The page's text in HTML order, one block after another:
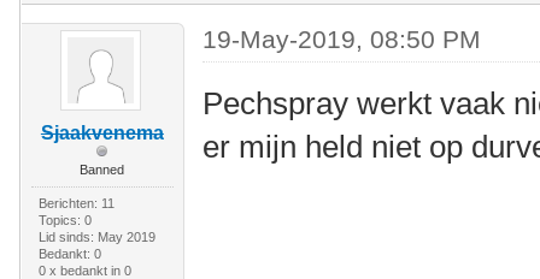
Sjaakvenema
Banned
Berichten: 11
Topics: 0
Lid sinds: May 2019
Bedankt: 0
0 x bedankt in 0
19-May-2019, 08:50 PM
Pechspray werkt vaak
er mijn held niet op